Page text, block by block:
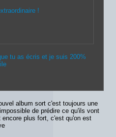
!
tu as écris et je suis 200%
album sort c'est toujours une
de prédire ce qu'ils vont
plus fort, c'est qu'on est